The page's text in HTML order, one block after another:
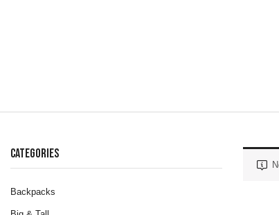
CATEGORIES
Backpacks